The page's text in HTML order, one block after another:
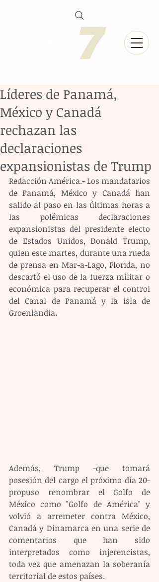
Líderes de Panamá,
México y Canadá
rechazan las
declaraciones
expansionistas de Trump
Redacción América.- Los mandatarios
de Panamá, México y Canadá han
salido al paso en las últimas horas a
las polémicas declaraciones
expansionistas del presidente electo
de Estados Unidos, Donald Trump,
quien este martes, durante una rueda
de prensa en Mar-a-Lago, Florida, no
descartó el uso de la fuerza militar o
económica para recuperar el control
del Canal de Panamá y la isla de
Groenlandia.
Además, Trump -que tomará
posesión del cargo el próximo día 20-
propuso renombrar el Golfo de
México como "Golfo de América" y
volvió a arremeter contra México,
Canadá y Dinamarca en una serie de
comentarios que han sido
interpretados como injerencistas,
toda vez que amenazan la soberanía
territorial de estos países.